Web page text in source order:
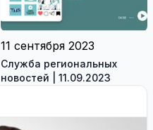
11 сентября 2023
Служба региональных
новостей | 11.09.2023